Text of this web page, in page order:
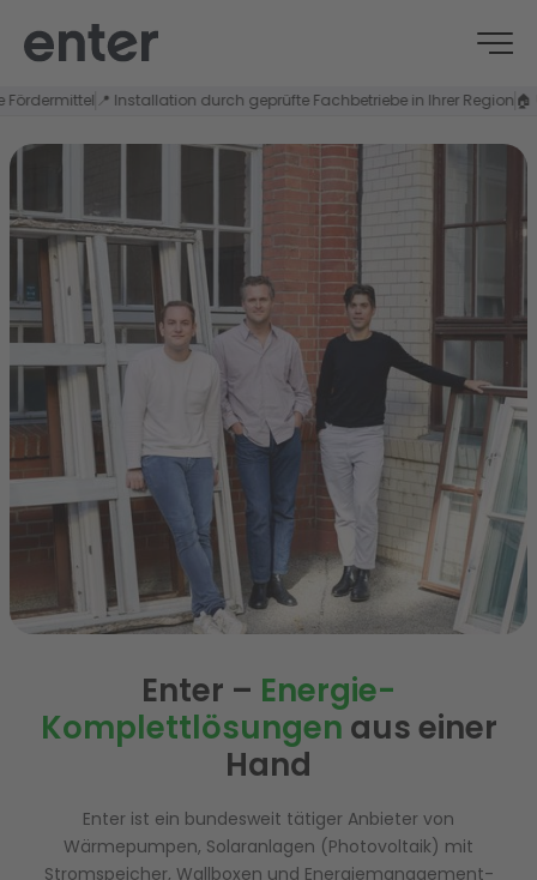
📍 Installation durch geprüfte Fachbetriebe in Ihrer Region🏠
Enter – Energie-
Komplettlösungen aus einer
Hand
Enter ist ein bundesweit tätiger Anbieter von
Wärmepumpen, Solaranlagen (Photovoltaik) mit
Stromspeicher, Wallboxen und Energiemanagement-